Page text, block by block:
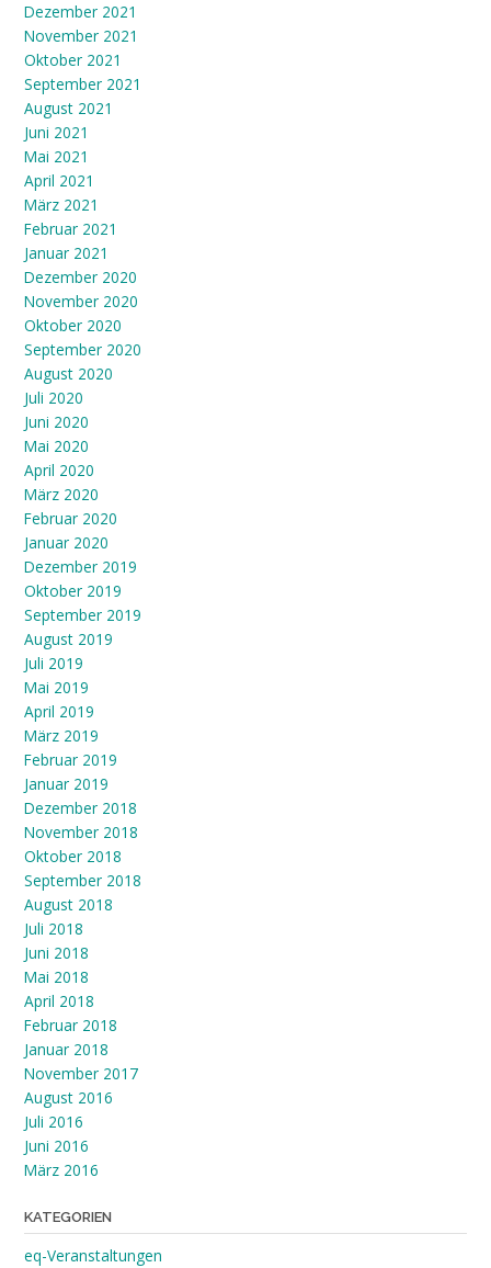
Dezember 2021
November 2021
Oktober 2021
September 2021
August 2021
Juni 2021
Mai 2021
April 2021
März 2021
Februar 2021
Januar 2021
Dezember 2020
November 2020
Oktober 2020
September 2020
August 2020
Juli 2020
Juni 2020
Mai 2020
April 2020
März 2020
Februar 2020
Januar 2020
Dezember 2019
Oktober 2019
September 2019
August 2019
Juli 2019
Mai 2019
April 2019
März 2019
Februar 2019
Januar 2019
Dezember 2018
November 2018
Oktober 2018
September 2018
August 2018
Juli 2018
Juni 2018
Mai 2018
April 2018
Februar 2018
Januar 2018
November 2017
August 2016
Juli 2016
Juni 2016
März 2016
KATEGORIEN
eq-Veranstaltungen